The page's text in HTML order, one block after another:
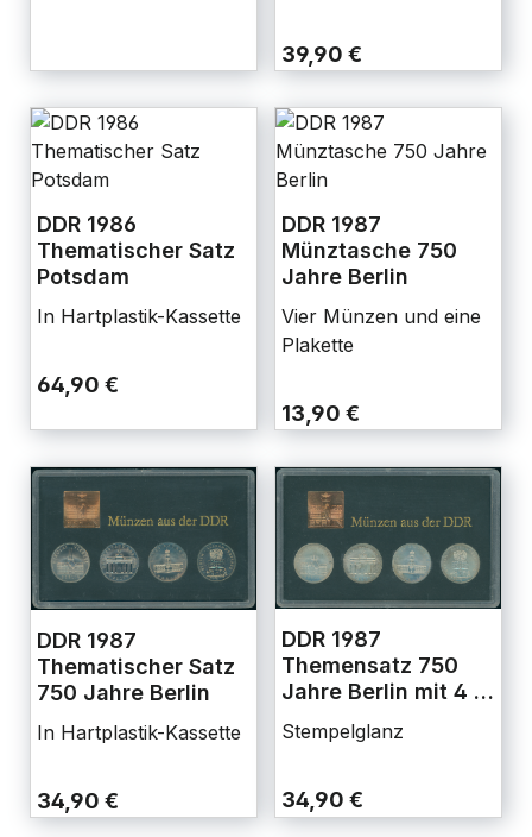
39,90 €
DDR 1986
Thematischer Satz
Potsdam
In Hartplastik-Kassette
64,90 €
DDR 1987
Münztasche 750
Jahre Berlin
Vier Münzen und eine
Plakette
13,90 €
DDR 1987
Thematischer Satz
750 Jahre Berlin
In Hartplastik-Kassette
34,90 €
DDR 1987
Themensatz 750
Jahre Berlin mit 4 x
5 Mark
Stempelglanz
34,90 €